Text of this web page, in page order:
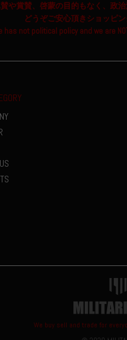
や賞賛、啓蒙の目的もなく、政
どうぞご安心頂きショッピ
has not political policy and we are
We buy sell and trade for